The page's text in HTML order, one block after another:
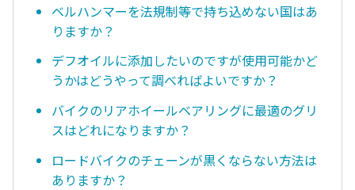
ベルハンマーを法規制等で持ち込めない国はあ
りますか？
デフオイルに添加したいのですが使用可能かど
うかはどうやって調べればよいですか？
バイクのリアホイールベアリングに最適のグリ
スはどれになりますか？
ロードバイクのチェーンが黒くならない方法は
ありますか？